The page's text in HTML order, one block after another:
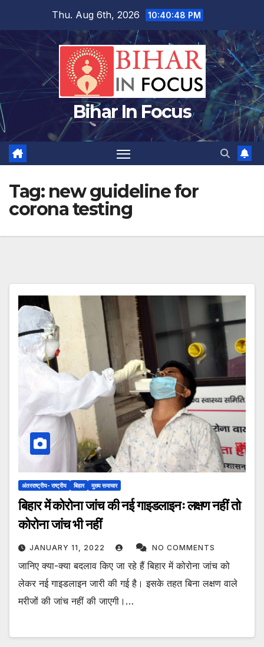
content
Thu. Aug 6th, 2026 10:40:49 PM
Bihar In Focus
Tag: new guideline for
corona testing
अंतरराष्ट्रीय- राष्ट्रीय बिहार मुख्य समाचार
बिहार में कोरोना जांच की नई गाइडलाइनः लक्षण नहीं तो
कोरोना जांच भी नहीं
JANUARY 11, 2022 NO COMMENTS
जानिए क्या-क्या बदलाव किए जा रहे हैं बिहार में कोरोना जांच को
लेकर नई गाइडलाइन जारी की गई है। इसके तहत बिना लक्षण वाले
मरीजों की जांच नहीं की जाएगी।…